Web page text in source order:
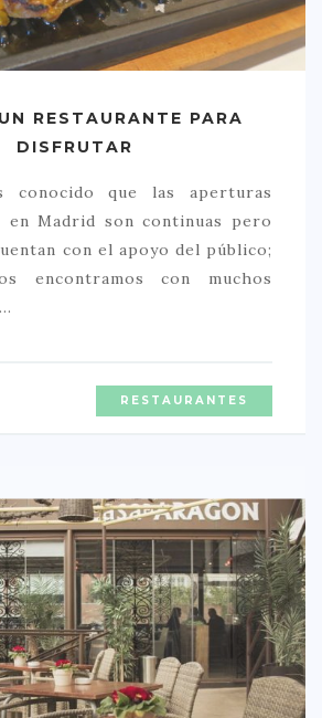
RESTAURANTE PARA
DISFRUTAR
conocido que las aperturas
en Madrid son continuas pero
con el apoyo del público;
encontramos con muchos
RESTAURANTES